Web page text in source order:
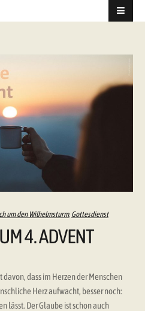
um den Wilhelmsturm, Gottesdienst
4. ADVENT
dass im Herzen der Menschen
Herz aufwacht, besser noch:
lässt. Der Glaube ist schon auch